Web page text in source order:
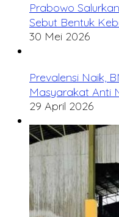
Prabowo
Sebut Bentuk
30 Mei 2026
Prevalensi Naik,
Masyarakat Anti
29 April 2026